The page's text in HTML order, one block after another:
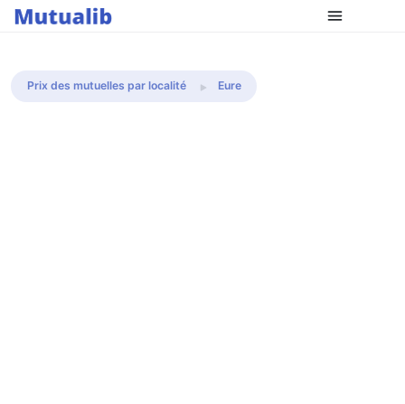
Comparer les mutuelles
Prix des mutuelles par localité Eure